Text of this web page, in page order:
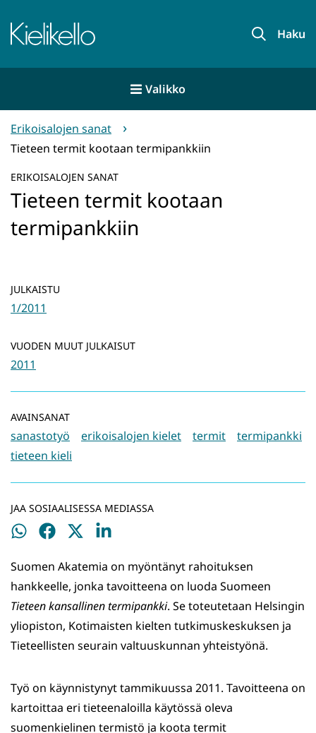
sisältöön
Etusivu Haku
Valikko
Erikoisalojen sanat
Tieteen termit kootaan termipankkiin
ERIKOISALOJEN SANAT
Tieteen termit kootaan
termipankkiin
JULKAISTU
1/2011
VUODEN MUUT JULKAISUT
2011
AVAINSANAT
sanastotyö erikoisalojen kielet termit
termipankki
tieteen kieli
JAA SOSIAALISESSA MEDIASSA
Jaa
Jaa
Jaa
Jaa
Suomen Akatemia on myöntänyt rahoituksen
hankkeelle, jonka tavoitteena on luoda Suomeen
Tieteen kansallinen termipankki. Se toteutetaan Helsingin
yliopiston, Koti­maisten kielten tutkimuskeskuksen ja
Tieteellisten seurain valtuuskunnan yhteistyönä.
Työ on käynnistynyt tammikuussa 2011. Tavoitteena on
kartoittaa eri tieteenaloilla käytössä oleva
suomenkielinen termistö ja koota termit